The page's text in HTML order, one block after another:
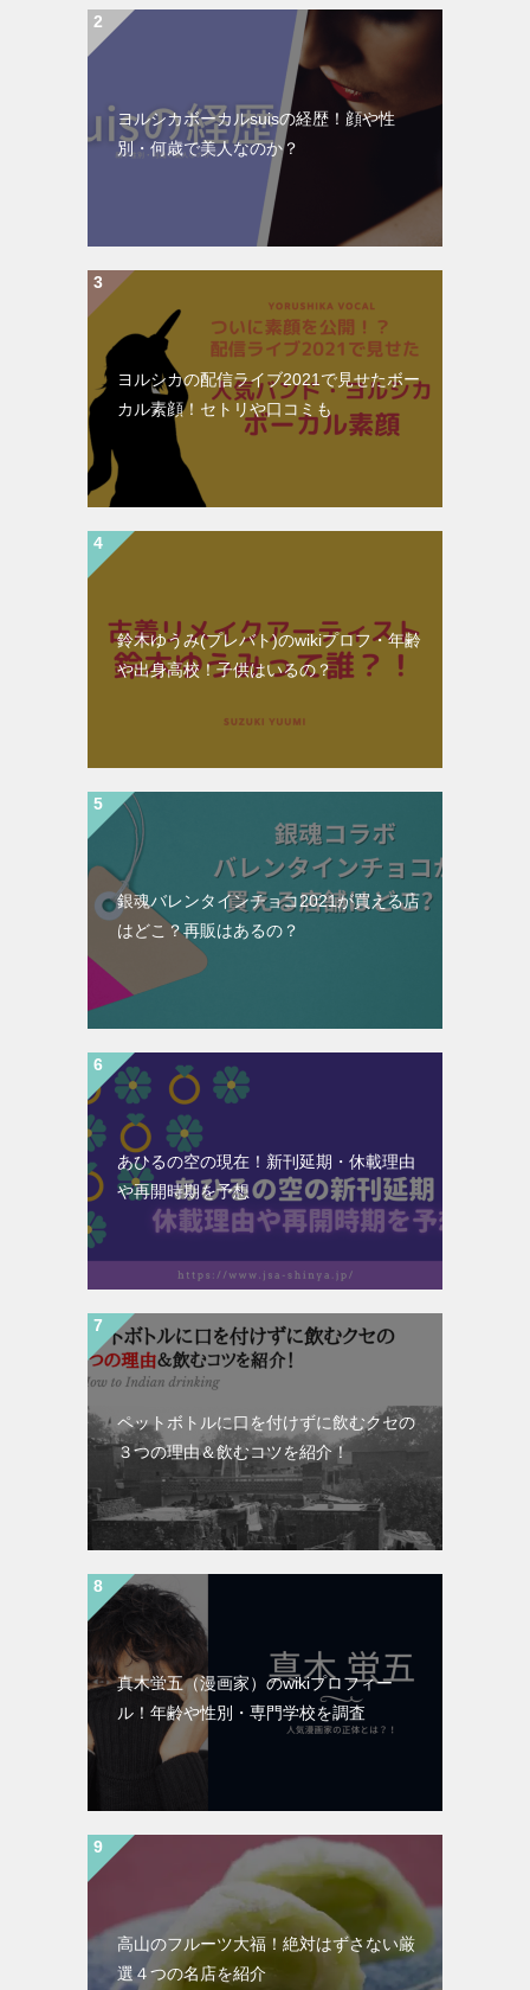
ヨルシカボーカルsuisの経歴！顔や性
別・何歳で美人なのか？
ヨルシカの配信ライブ2021で見せたボー
カル素顔！セトリや口コミも
鈴木ゆうみ(プレバト)のwikiプロフ・年齢
や出身高校！子供はいるの？
銀魂バレンタインチョコ2021が買える店
はどこ？再販はあるの？
あひるの空の現在！新刊延期・休載理由
や再開時期を予想
ペットボトルに口を付けずに飲むクセの
３つの理由＆飲むコツを紹介！
真木蛍五（漫画家）のwikiプロフィー
ル！年齢や性別・専門学校を調査
高山のフルーツ大福！絶対はずさない厳
選４つの名店を紹介